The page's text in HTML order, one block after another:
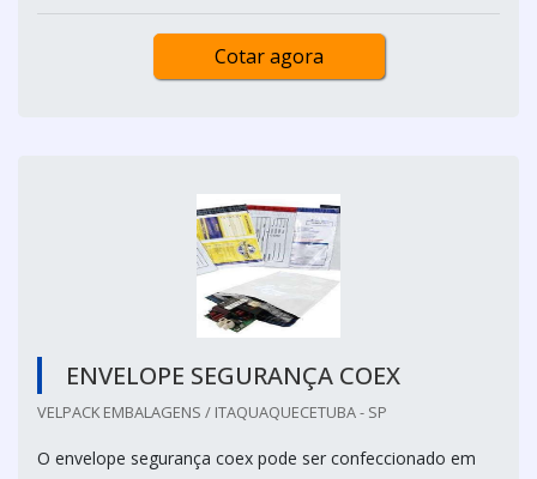
Cotar agora
ENVELOPE SEGURANÇA COEX
VELPACK EMBALAGENS / ITAQUAQUECETUBA - SP
O envelope segurança coex pode ser confeccionado em